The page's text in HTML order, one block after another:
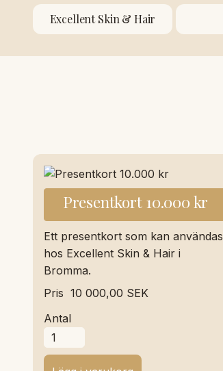
Excellent Skin & Hair
Presentkort 10.000 kr
Ett presentkort som kan användas
hos Excellent Skin & Hair i
Bromma.
Pris 10 000,00 SEK
Antal